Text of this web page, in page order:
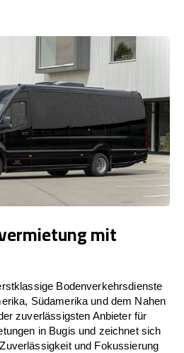
mit
Bodenverkehrsdienste
Südamerika und dem Nahen
zuverlässigsten Anbieter für
in Bugis und zeichnet sich
und Fokussierung